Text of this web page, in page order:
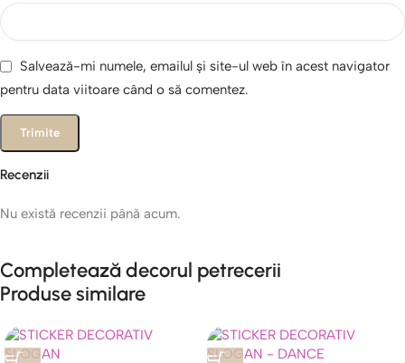
Recenzii
Nu există recenzii până acum.
Salvează-mi numele, emailul și site-ul web în acest navigator
pentru data viitoare când o să comentez.
Completează decorul petrecerii
Produse similare